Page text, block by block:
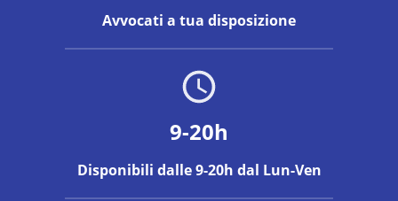
Avvocati a tua disposizione
9-20h
Disponibili dalle 9-20h dal Lun-Ven